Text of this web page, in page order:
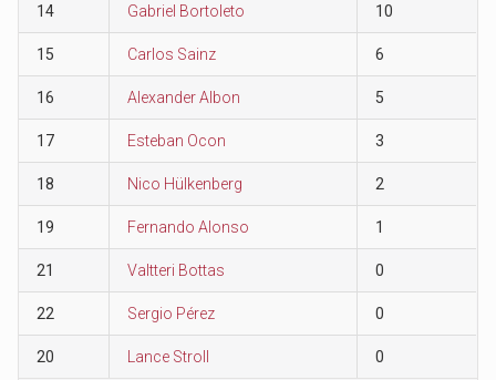
14 Gabriel Bortoleto 10
15 Carlos Sainz 6
16 Alexander Albon 5
17 Esteban Ocon 3
18 Nico Hülkenberg 2
19 Fernando Alonso 1
21 Valtteri Bottas 0
22 Sergio Pérez 0
20 Lance Stroll 0